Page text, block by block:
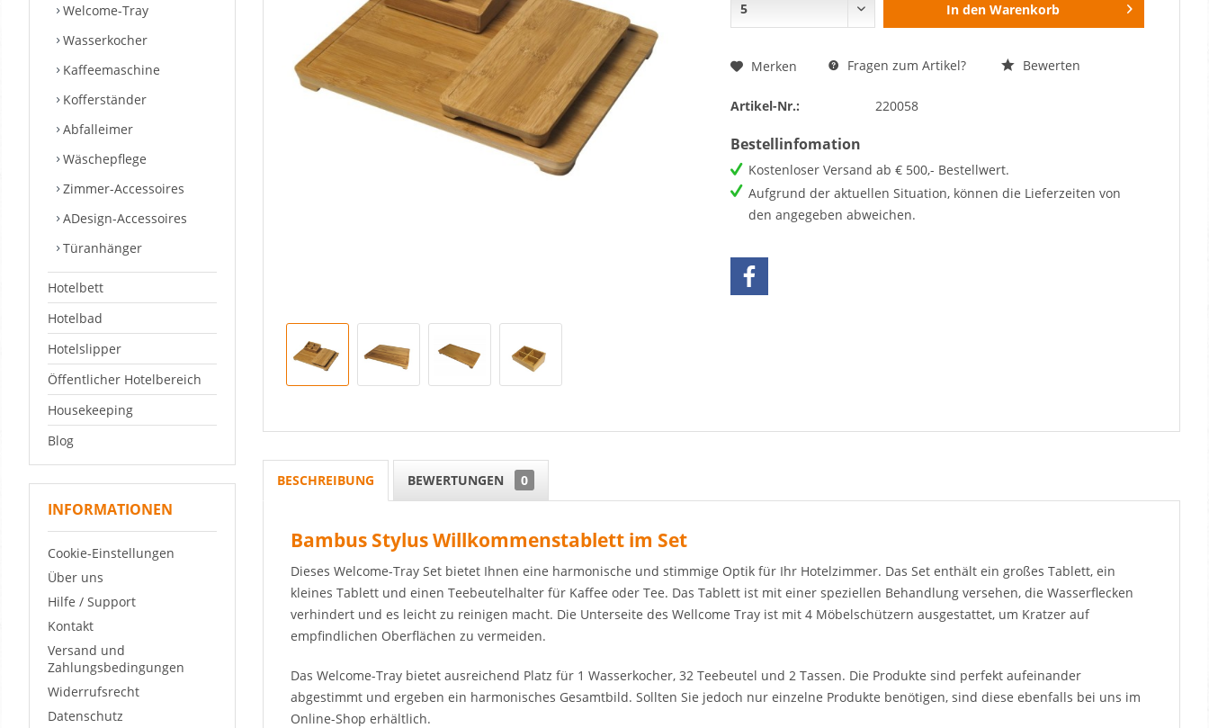
Welcome-Tray
Wasserkocher
Kaffeemaschine
Kofferständer
Abfalleimer
Wäschepflege
Zimmer-Accessoires
ADesign-Accessoires
Türanhänger
Hotelbett
Hotelbad
Hotelslipper
Öffentlicher Hotelbereich
Housekeeping
Blog
INFORMATIONEN
Cookie-Einstellungen
Über uns
Hilfe / Support
Kontakt
Versand und
Zahlungsbedingungen
Widerrufsrecht
Datenschutz
In den Warenkorb
Merken Fragen zum Artikel? Bewerten
Artikel-Nr.: 220058
Bestellinfomation
Kostenloser Versand ab € 500,- Bestellwert.
Aufgrund der aktuellen Situation, können die Lieferzeiten von
den angegeben abweichen.
BESCHREIBUNG BEWERTUNGEN 0
Bambus Stylus Willkommenstablett im Set
Dieses Welcome-Tray Set bietet Ihnen eine harmonische und stimmige Optik für Ihr Hotelzimmer. Das Set enthält ein großes Tablett, ein
kleines Tablett und einen Teebeutelhalter für Kaffee oder Tee. Das Tablett ist mit einer speziellen Behandlung versehen, die Wasserflecken
verhindert und es leicht zu reinigen macht. Die Unterseite des Wellcome Tray ist mit 4 Möbelschützern ausgestattet, um Kratzer auf
empfindlichen Oberflächen zu vermeiden.
Das Welcome-Tray bietet ausreichend Platz für 1 Wasserkocher, 32 Teebeutel und 2 Tassen. Die Produkte sind perfekt aufeinander
abgestimmt und ergeben ein harmonisches Gesamtbild. Sollten Sie jedoch nur einzelne Produkte benötigen, sind diese ebenfalls bei uns im
Online-Shop erhältlich.